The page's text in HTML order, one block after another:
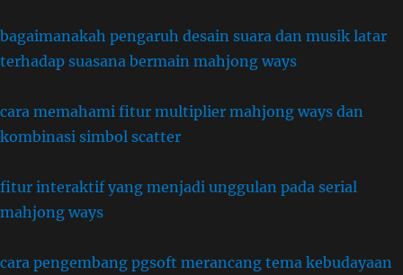
bagaimanakah pengaruh desain suara dan musik latar
terhadap suasana bermain mahjong ways
cara memahami fitur multiplier mahjong ways dan
kombinasi simbol scatter
fitur interaktif yang menjadi unggulan pada serial
mahjong ways
cara pengembang pgsoft merancang tema kebudayaan